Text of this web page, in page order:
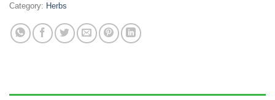
Category: Herbs